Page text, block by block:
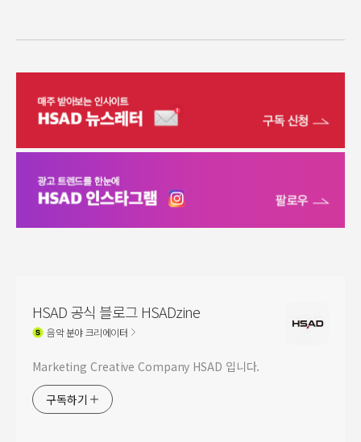
HSAD 공식 블로그 HSADzine
음악분야 크리에이터
Marketing Creative Company HSAD 입니다.
구독하기